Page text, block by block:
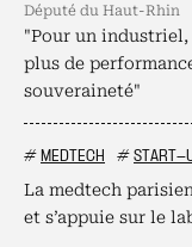
député du Haut-Rhin
"Pour un industriel,
plus de
souveraineté"
# MEDTECH # START-
La medtech
et s’appuie sur le